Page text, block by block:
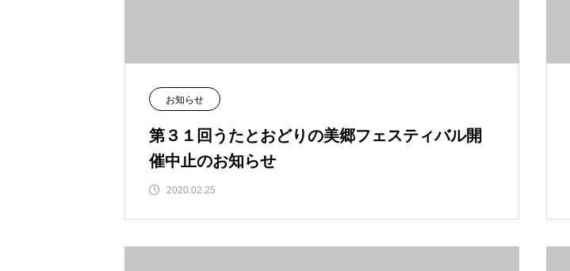
お知らせ
第３１回うたとおどりの美郷フェスティバル開
催中止のお知らせ
2020.02.25